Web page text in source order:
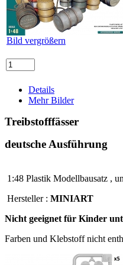
Bild vergrößern
Details
Mehr Bilder
Treibstofffässer
deutsche Ausführung
1:48 Plastik Modellbausatz ,
Hersteller : MINIART
Nicht geeignet für Kinder
Farben und Klebstoff nicht